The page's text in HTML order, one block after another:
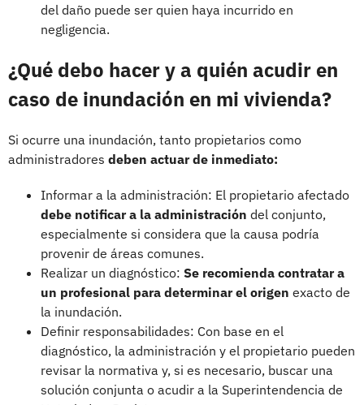
del daño puede ser quien haya incurrido en
negligencia.
¿Qué debo hacer y a quién acudir en
caso de inundación en mi vivienda?
Si ocurre una inundación, tanto propietarios como
administradores deben actuar de inmediato:
Informar a la administración: El propietario afectado
debe notificar a la administración del conjunto,
especialmente si considera que la causa podría
provenir de áreas comunes.
Realizar un diagnóstico: Se recomienda contratar a
un profesional para determinar el origen exacto de
la inundación.
Definir responsabilidades: Con base en el
diagnóstico, la administración y el propietario pueden
revisar la normativa y, si es necesario, buscar una
solución conjunta o acudir a la Superintendencia de